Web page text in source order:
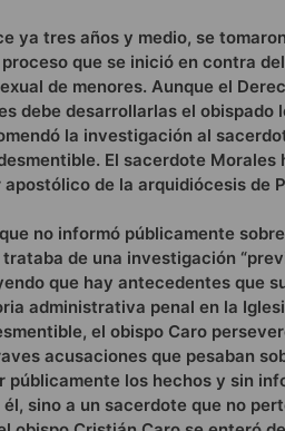
ya tres años y medio, se
que se inició en contra del
de menores. Aunque el
debe desarrollarlas el obispado
la investigación al
El sacerdote
de la arquidiócesis de
no informó públicamente
de una investigación
que hay antecedentes que
administrativa penal en la
el obispo Caro
acusaciones que pesaban
públicamente los hechos y sin
sino a un sacerdote que no